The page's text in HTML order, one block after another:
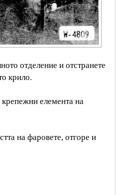
отделение и отстранете
крило.
крепежни елемента на
на фаровете, отгоре и